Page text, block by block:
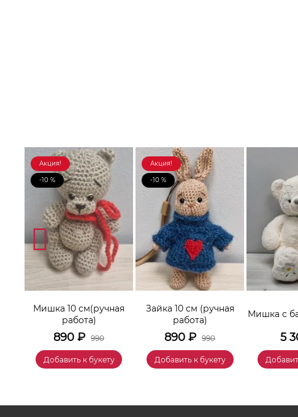
Акция!
-10 %
Мишка 10 см(ручная
работа)
890 ₽ 990
Добавить к букету
Акция!
-10 %
Зайка 10 см (ручная
работа)
890 ₽ 990
Добавить к букету
Мишка с
5